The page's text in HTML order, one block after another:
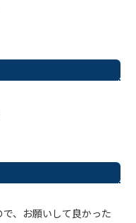
、お願いして良かった